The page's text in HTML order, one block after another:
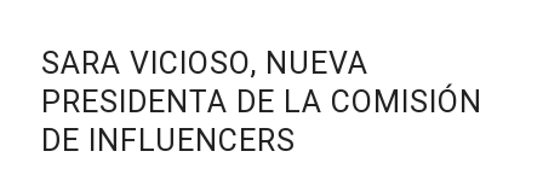
SARA VICIOSO, NUEVA
PRESIDENTA DE LA COMISIÓN
DE INFLUENCERS